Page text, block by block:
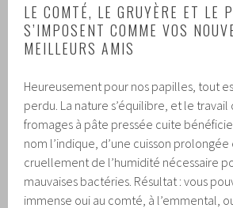
LE COMTÉ, LE GRUYÈRE ET LE
S’IMPOSENT COMME VOS
MEILLEURS AMIS
Heureusement pour nos papilles, tout
perdu. La nature s’équilibre, et le travail
fromages à pâte pressée cuite
nom l’indique, d’une cuisson
cruellement de l’humidité nécessaire
mauvaises bactéries. Résultat : vous
immense oui au comté, à l’emmental,